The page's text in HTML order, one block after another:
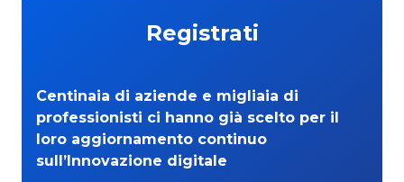
Registrati
Centinaia di aziende e migliaia di
professionisti ci hanno già scelto per il
loro aggiornamento continuo
sull’Innovazione digitale